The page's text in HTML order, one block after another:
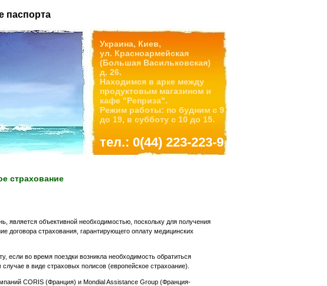
паспорта
Украина, Киев,
ул. Красноармейская
(Большая Васильковская)
д. 26.
Находимся в арке между
продуктовым магазином и
кафе "Реприза".
Режим работы: по будним с 9
до 19, в субботу с 10 до 15.
тел.: 0(44) 223-223-9
страхование
является объективной необходимостью, поскольку для получения
договора страхования, гарантирующего оплату медицинских
если во время поездки возникла необходимость обратиться
в виде страховых полисов (европейское страхоание).
CORIS (Франция) и Mondial Assistance Group (Франция-